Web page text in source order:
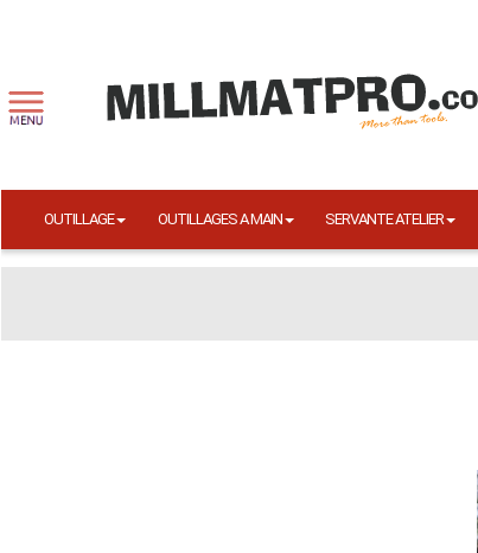
OUTILLAGE OUTILLAGES A MAIN SERVANTE ATELIER